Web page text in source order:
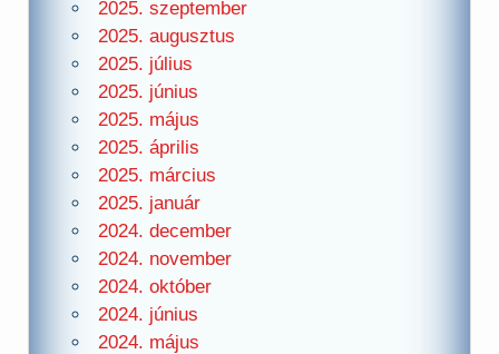
2025. szeptember
2025. augusztus
2025. július
2025. június
2025. május
2025. április
2025. március
2025. január
2024. december
2024. november
2024. október
2024. június
2024. május